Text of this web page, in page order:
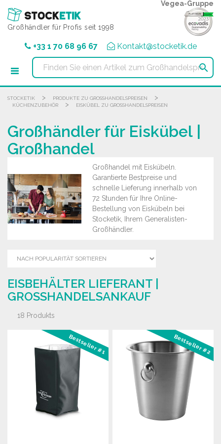
Großhändler für Profis seit 1998
Vegea-Gruppe
+33 1 70 68 96 67 Kontakt@stocketik.de

STOCKETIK > PRODUKTE ZU GROSSHANDELSPREISEN >
KÜCHENZUBEHÖR > EISKÜBEL ZU GROSSHANDELSPREISEN
Großhändler für Eiskübel |
Großhandel
Großhandel mit Eiskübeln.
Garantierte Bestpreise und
schnelle Lieferung innerhalb von
72 Stunden für Ihre Online-
Bestellung von Eiskübeln bei
Stocketik, Ihrem Generalisten-
Großhändler.
EISBEHÄLTER LIEFERANT |
GROSSHANDELSANKAUF
18 Produkts
Bestseller #1 Bestseller #2